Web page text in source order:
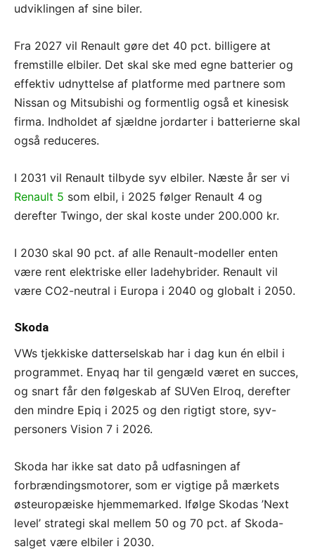
udviklingen af sine biler.
Fra 2027 vil Renault gøre det 40 pct. billigere at
fremstille elbiler. Det skal ske med egne batterier og
effektiv udnyttelse af platforme med partnere som
Nissan og Mitsubishi og formentlig også et kinesisk
firma. Indholdet af sjældne jordarter i batterierne skal
også reduceres.
I 2031 vil Renault tilbyde syv elbiler. Næste år ser vi
Renault 5 som elbil, i 2025 følger Renault 4 og
derefter Twingo, der skal koste under 200.000 kr.
I 2030 skal 90 pct. af alle Renault-modeller enten
være rent elektriske eller ladehybrider. Renault vil
være CO2-neutral i Europa i 2040 og globalt i 2050.
Skoda
VWs tjekkiske datterselskab har i dag kun én elbil i
programmet. Enyaq har til gengæld været en succes,
og snart får den følgeskab af SUVen Elroq, derefter
den mindre Epiq i 2025 og den rigtigt store, syv-
personers Vision 7 i 2026.
Skoda har ikke sat dato på udfasningen af
forbrændingsmotorer, som er vigtige på mærkets
østeuropæiske hjemmemarked. Ifølge Skodas ’Next
level’ strategi skal mellem 50 og 70 pct. af Skoda-
salget være elbiler i 2030.